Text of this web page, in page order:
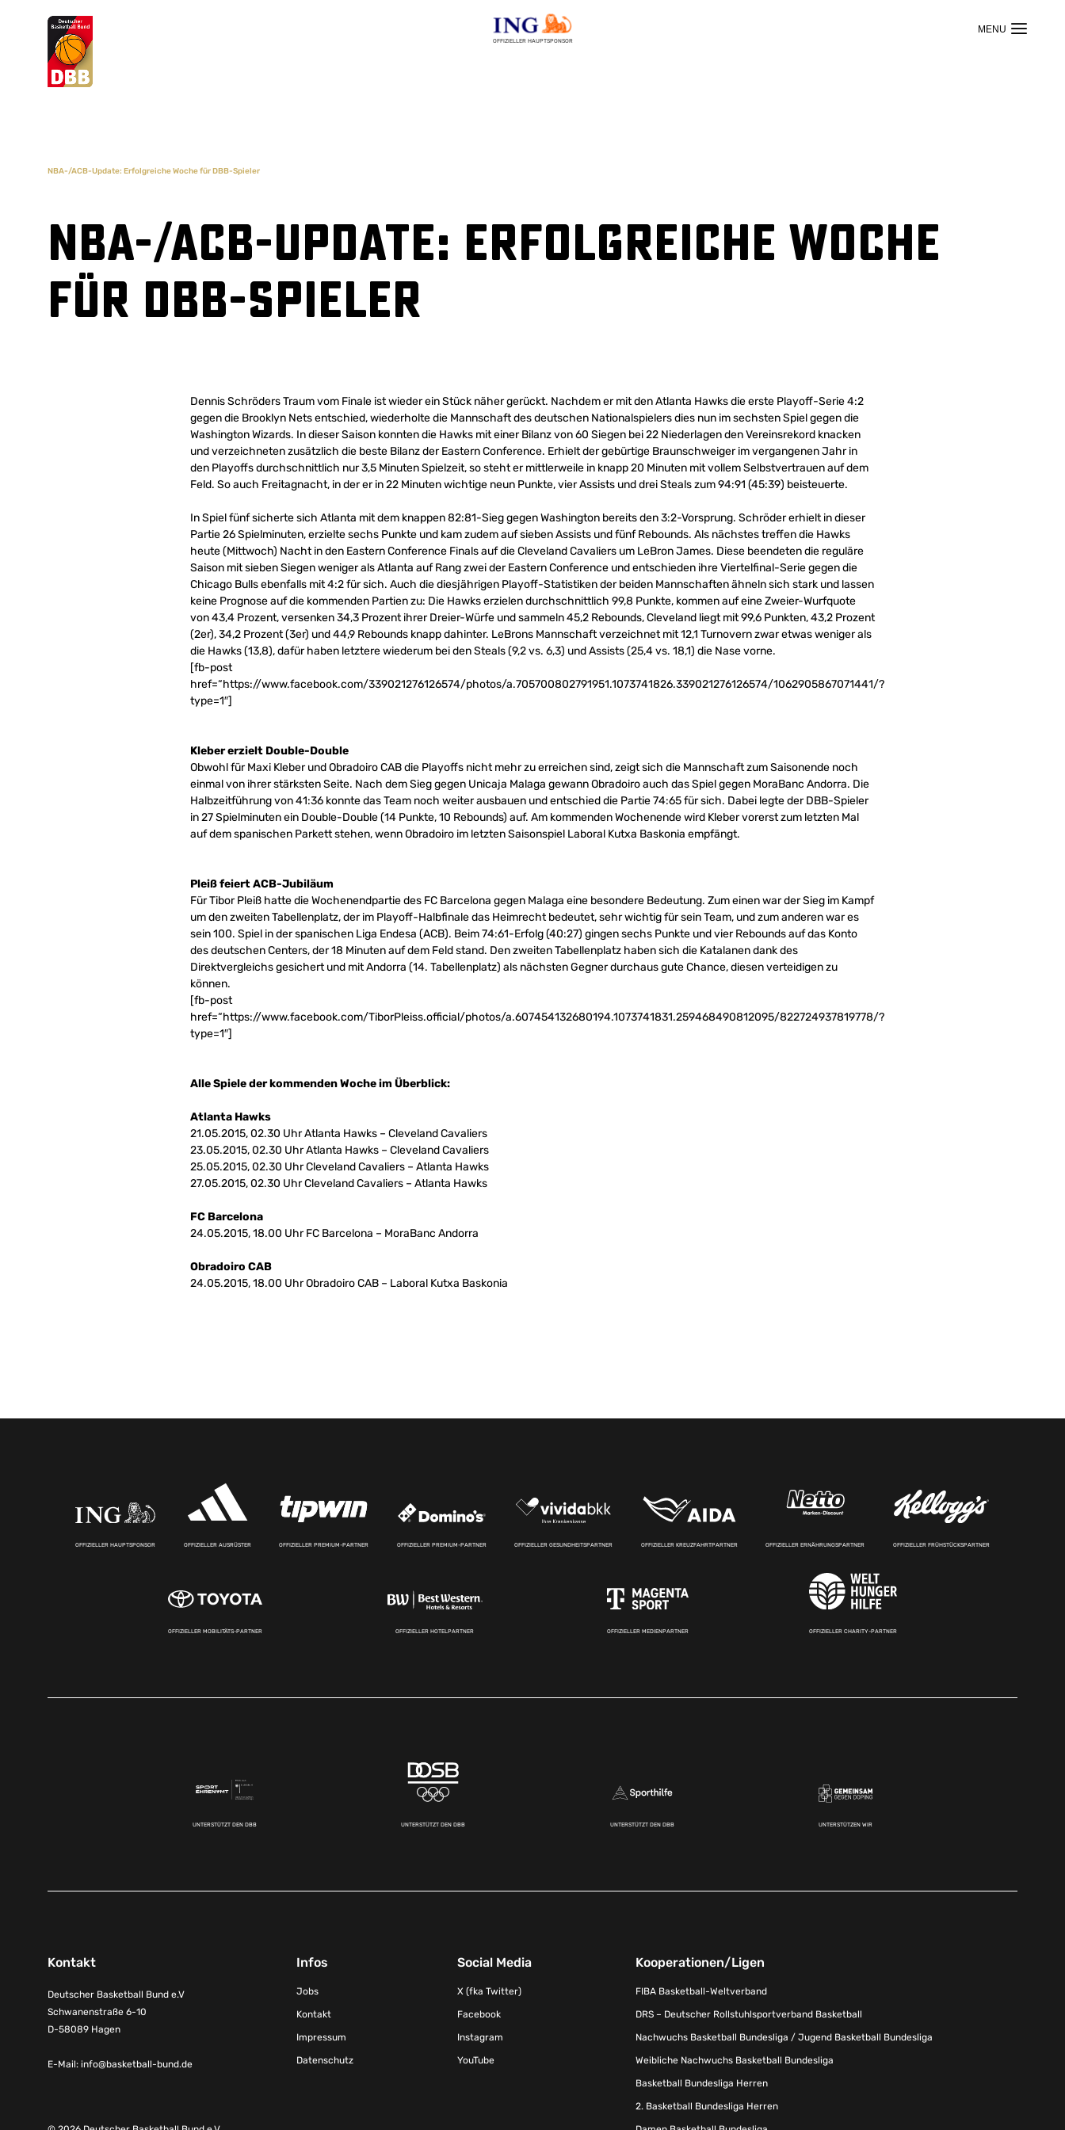
OFFIZIELLER HAUPTSPONSOR
Suchvorschläge
NBA-/ACB-Update: Erfolgreiche Woche für DBB-Spieler
NBA-/ACB-Update: Erfolgreiche Woche
für DBB-Spieler
Dennis Schröders Traum vom Finale ist wieder ein Stück näher gerückt. Nachdem er mit den Atlanta Hawks die erste Playoff-Serie 4:2
gegen die Brooklyn Nets entschied, wiederholte die Mannschaft des deutschen Nationalspielers dies nun im sechsten Spiel gegen die
Washington Wizards. In dieser Saison konnten die Hawks mit einer Bilanz von 60 Siegen bei 22 Niederlagen den Vereinsrekord knacken
und verzeichneten zusätzlich die beste Bilanz der Eastern Conference. Erhielt der gebürtige Braunschweiger im vergangenen Jahr in
den Playoffs durchschnittlich nur 3,5 Minuten Spielzeit, so steht er mittlerweile in knapp 20 Minuten mit vollem Selbstvertrauen auf dem
Feld. So auch Freitagnacht, in der er in 22 Minuten wichtige neun Punkte, vier Assists und drei Steals zum 94:91 (45:39) beisteuerte.
In Spiel fünf sicherte sich Atlanta mit dem knappen 82:81-Sieg gegen Washington bereits den 3:2-Vorsprung. Schröder erhielt in dieser
Partie 26 Spielminuten, erzielte sechs Punkte und kam zudem auf sieben Assists und fünf Rebounds. Als nächstes treffen die Hawks
heute (Mittwoch) Nacht in den Eastern Conference Finals auf die Cleveland Cavaliers um LeBron James. Diese beendeten die reguläre
Saison mit sieben Siegen weniger als Atlanta auf Rang zwei der Eastern Conference und entschieden ihre Viertelfinal-Serie gegen die
Chicago Bulls ebenfalls mit 4:2 für sich. Auch die diesjährigen Playoff-Statistiken der beiden Mannschaften ähneln sich stark und lassen
keine Prognose auf die kommenden Partien zu: Die Hawks erzielen durchschnittlich 99,8 Punkte, kommen auf eine Zweier-Wurfquote
von 43,4 Prozent, versenken 34,3 Prozent ihrer Dreier-Würfe und sammeln 45,2 Rebounds, Cleveland liegt mit 99,6 Punkten, 43,2 Prozent
(2er), 34,2 Prozent (3er) und 44,9 Rebounds knapp dahinter. LeBrons Mannschaft verzeichnet mit 12,1 Turnovern zwar etwas weniger als
die Hawks (13,8), dafür haben letztere wiederum bei den Steals (9,2 vs. 6,3) und Assists (25,4 vs. 18,1) die Nase vorne.
[fb-post
href=“https://www.facebook.com/339021276126574/photos/a.705700802791951.1073741826.339021276126574/1062905867071441/?
type=1″]
Kleber erzielt Double-Double
Obwohl für Maxi Kleber und Obradoiro CAB die Playoffs nicht mehr zu erreichen sind, zeigt sich die Mannschaft zum Saisonende noch
einmal von ihrer stärksten Seite. Nach dem Sieg gegen Unicaja Malaga gewann Obradoiro auch das Spiel gegen MoraBanc Andorra. Die
Halbzeitführung von 41:36 konnte das Team noch weiter ausbauen und entschied die Partie 74:65 für sich. Dabei legte der DBB-Spieler
in 27 Spielminuten ein Double-Double (14 Punkte, 10 Rebounds) auf. Am kommenden Wochenende wird Kleber vorerst zum letzten Mal
auf dem spanischen Parkett stehen, wenn Obradoiro im letzten Saisonspiel Laboral Kutxa Baskonia empfängt.
Pleiß feiert ACB-Jubiläum
Für Tibor Pleiß hatte die Wochenendpartie des FC Barcelona gegen Malaga eine besondere Bedeutung. Zum einen war der Sieg im Kampf
um den zweiten Tabellenplatz, der im Playoff-Halbfinale das Heimrecht bedeutet, sehr wichtig für sein Team, und zum anderen war es
sein 100. Spiel in der spanischen Liga Endesa (ACB). Beim 74:61-Erfolg (40:27) gingen sechs Punkte und vier Rebounds auf das Konto
des deutschen Centers, der 18 Minuten auf dem Feld stand. Den zweiten Tabellenplatz haben sich die Katalanen dank des
Direktvergleichs gesichert und mit Andorra (14. Tabellenplatz) als nächsten Gegner durchaus gute Chance, diesen verteidigen zu
können.
[fb-post
href=“https://www.facebook.com/TiborPleiss.official/photos/a.607454132680194.1073741831.259468490812095/822724937819778/?
type=1″]
Alle Spiele der kommenden Woche im Überblick:
Atlanta Hawks
21.05.2015, 02.30 Uhr Atlanta Hawks – Cleveland Cavaliers
23.05.2015, 02.30 Uhr Atlanta Hawks – Cleveland Cavaliers
25.05.2015, 02.30 Uhr Cleveland Cavaliers – Atlanta Hawks
27.05.2015, 02.30 Uhr Cleveland Cavaliers – Atlanta Hawks
FC Barcelona
24.05.2015, 18.00 Uhr FC Barcelona – MoraBanc Andorra
Obradoiro CAB
24.05.2015, 18.00 Uhr Obradoiro CAB – Laboral Kutxa Baskonia
OFFIZIELLER HAUPTSPONSOR OFFIZIELLER AUSRÜSTER OFFIZIELLER PREMIUM-PARTNER OFFIZIELLER PREMIUM-PARTNER OFFIZIELLER GESUNDHEITSPARTNER OFFIZIELLER KREUZFAHRTPARTNER OFFIZIELLER ERNÄHRUNGSPARTNER OFFIZIELLER FRÜHSTÜCKSPARTNER
OFFIZIELLER MOBILITÄTS-PARTNER OFFIZIELLER HOTELPARTNER OFFIZIELLER MEDIENPARTNER OFFIZIELLER CHARITY-PARTNER
UNTERSTÜTZT DEN DBB UNTERSTÜTZT DEN DBB UNTERSTÜTZT DEN DBB UNTERSTÜTZEN WIR
Kontakt
Deutscher Basketball Bund e.V
Schwanenstraße 6-10
D-58089 Hagen
E-Mail: info@basketball-bund.de
Infos
Jobs
Kontakt
Impressum
Datenschutz
Social Media
X (fka Twitter)
Facebook
Instagram
YouTube
Kooperationen/Ligen
FIBA Basketball-Weltverband
DRS – Deutscher Rollstuhlsportverband Basketball
Nachwuchs Basketball Bundesliga / Jugend Basketball Bundesliga
Weibliche Nachwuchs Basketball Bundesliga
Basketball Bundesliga Herren
2. Basketball Bundesliga Herren